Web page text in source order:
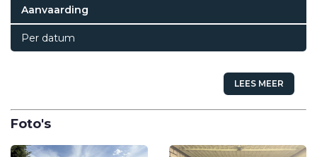
Aanvaarding
Per datum
LEES MEER
Foto's